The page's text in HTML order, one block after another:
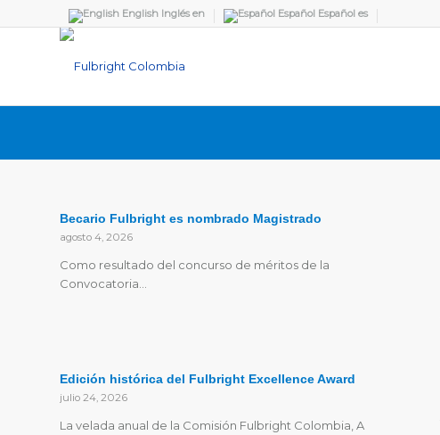
English Inglés en Español Español es
Becario Fulbright es nombrado Magistrado
agosto 4, 2026
Como resultado del concurso de méritos de la
Convocatoria…
Edición histórica del Fulbright Excellence Award
julio 24, 2026
La velada anual de la Comisión Fulbright Colombia, A